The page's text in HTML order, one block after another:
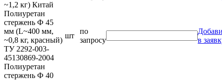
~1,2 кг) Китай
Полиуретан
стержень Ф 45
мм (L~400 мм,
~0,8 кг, красный)
ТУ 2292-003-
45130869-2004
шт
по
запросу
в
Полиуретан
стержень Ф 40